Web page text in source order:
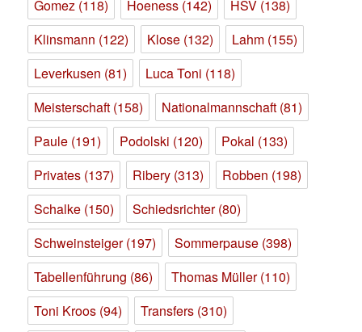
Gomez (118) Hoeness (142) HSV (138)
Klinsmann (122) Klose (132) Lahm (155)
Leverkusen (81) Luca Toni (118)
Meisterschaft (158) Nationalmannschaft (81)
Paule (191) Podolski (120) Pokal (133)
Privates (137) Ribery (313) Robben (198)
Schalke (150) Schiedsrichter(80)
Schweinsteiger(197) Sommerpause (398)
Tabellenführung (86) Thomas Müller(110)
Toni Kroos (94) Transfers (310)